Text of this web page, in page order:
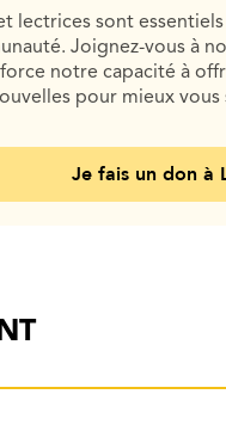
lectrices sont
Joignez-vous à
notre capacité à
pour mieux vous
Je fais un don à